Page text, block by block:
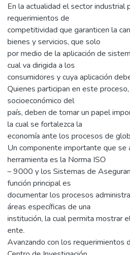
En la actualidad el sector industrial
requerimientos de
competitividad que garanticen la
bienes y servicios, que solo
por medio de la aplicación de
cual va dirigida a los
consumidores y cuya aplicación
Quienes participan en este
socioeconómico del
país, deben de tomar un papel
la cual se fortalezca la
economía ante los procesos de
Un componente importante que se
herramienta es la Norma ISO
– 9000 y los Sistemas de
función principal es
documentar los procesos
áreas específicas de una
institución, la cual permita mostrar
ente.
Avanzando con los requerimientos